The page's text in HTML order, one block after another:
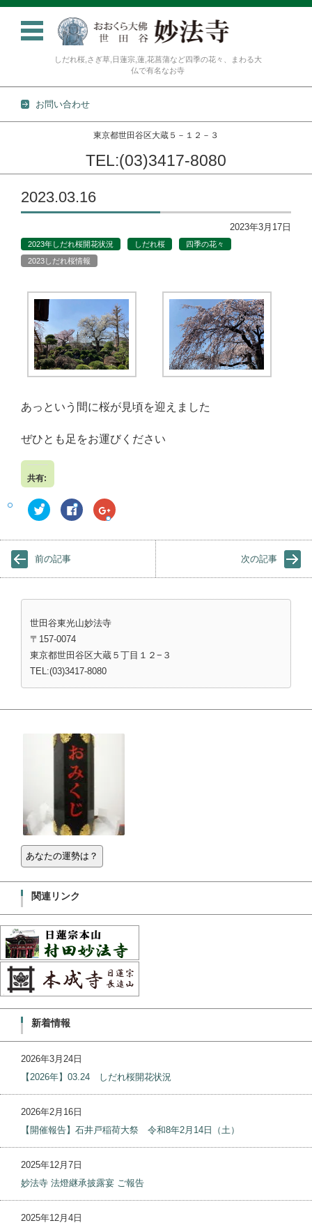
しだれ桜,さぎ草,日蓮宗,蓮,花菖蒲など四季の花々、まわる大
仏で有名なお寺
お問い合わせ
東京都世田谷区大蔵５－１２－３
TEL:(03)3417-8080
コンテンツに移動
2023.03.16
2023年3月17日
2023年しだれ桜開花状況 しだれ桜
四季の花々
2023しだれ桜情報
あっという間に桜が見頃を迎えました
ぜひとも足をお運びください
共有:
ク
リ
し
て
T
i
t
r
で
共
有
(
新
し
い
ウ
ン
で
開
き
F
a
b
で
有
る
に
リ
ッ
ク
て
だ
(
新
し
い
ウ
ィ
ン
ド
ウ
で
開
き
ま
す
)
ク
リ
し
o
l
で
(
新
ウ
ン
前の記事 次の記事
世田谷東光山妙法寺
〒157-0074
東京都世田谷区大蔵５丁目１２−３
TEL:(03)3417-8080
関連リンク
新着情報
2026年3月24日
【2026年】03.24 しだれ桜開花状況
2026年2月16日
【開催報告】石井戸稲荷大祭 令和8年2月14日（土）
2025年12月7日
妙法寺 法燈継承披露宴 ご報告
2025年12月4日